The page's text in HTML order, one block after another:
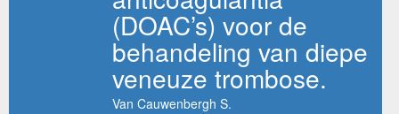
(DOAC’s) voor de
behandeling van diepe
veneuze trombose.
Van Cauwenbergh S.